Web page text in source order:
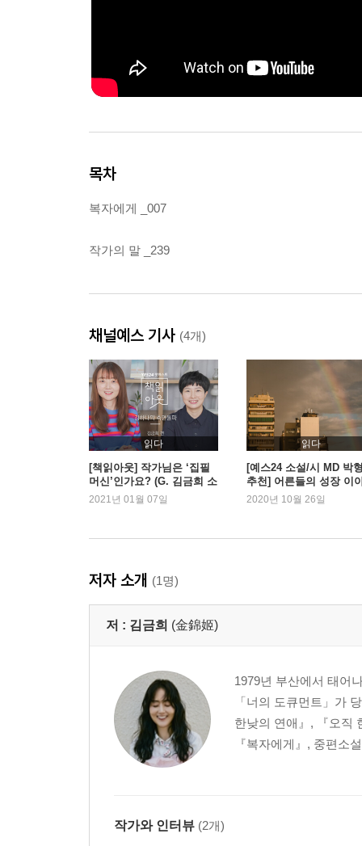
목차
복자에게 _007
작가의 말 _239
채널예스 기사 (4개)
읽다
[책읽아웃] 작가님은 ‘집필
머신’인가요? (G. 김금희 소
설가)
2021년 01월 07일
읽다
[예스24 소설/시 MD 박
추천] 어른들의 성장 이
2020년 10월 26일
저자 소개 (1명)
저 : 김금희 (金錦姬)
1979년 부산에서 태어
「너의 도큐먼트」가
한낮의 연애』, 『오직
『복자에게』, 중편소
작가와 인터뷰 (2개)